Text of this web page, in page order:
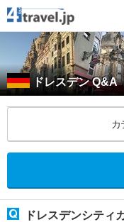
ドレスデン Q&A
カ
ドレスデンシティ